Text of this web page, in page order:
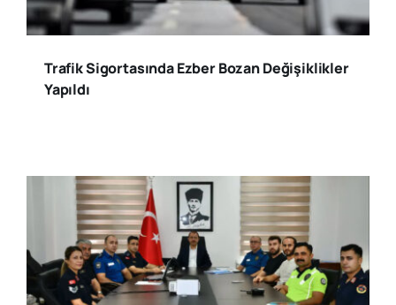
Trafik Sigortasında Ezber Bozan Değişiklikler
Yapıldı